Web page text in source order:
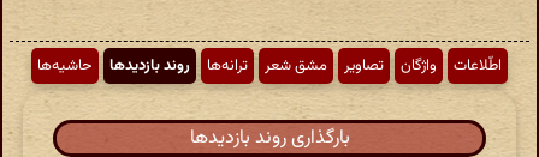
اطّلاعات واژگان تصاویر مشق شعر ترانه‌ها روند بازدیدها حاشیه‌ها
بارگذاری روند بازدیدها